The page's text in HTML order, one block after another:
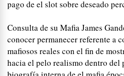
pago de el slot sobre deseado
Consulta de su Mafia James
conocer permanecer referente a
mafiosos reales con el fin de
hacia el pelo realismo dentro del